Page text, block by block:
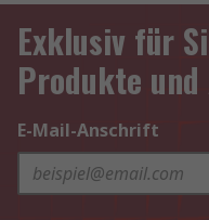
Exklusiv für
Produkte und
E-Mail-Anschrift